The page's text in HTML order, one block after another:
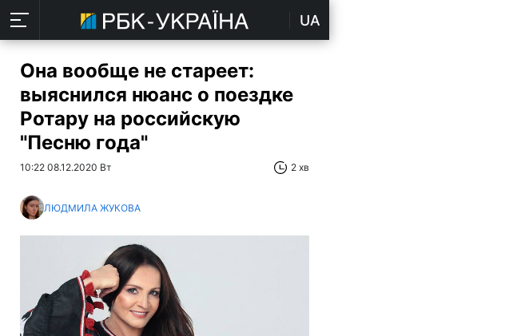
UA
Она вообще не стареет:
выяснился нюанс о поездке
Ротару на российскую
"Песню года"
10:22 08.12.2020 Вт 2 хв
ЛЮДМИЛА ЖУКОВА